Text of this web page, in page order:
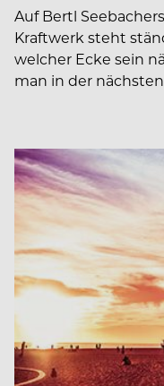
Auf Bertl
Kraftwerk steht
welcher Ecke sein
man in der